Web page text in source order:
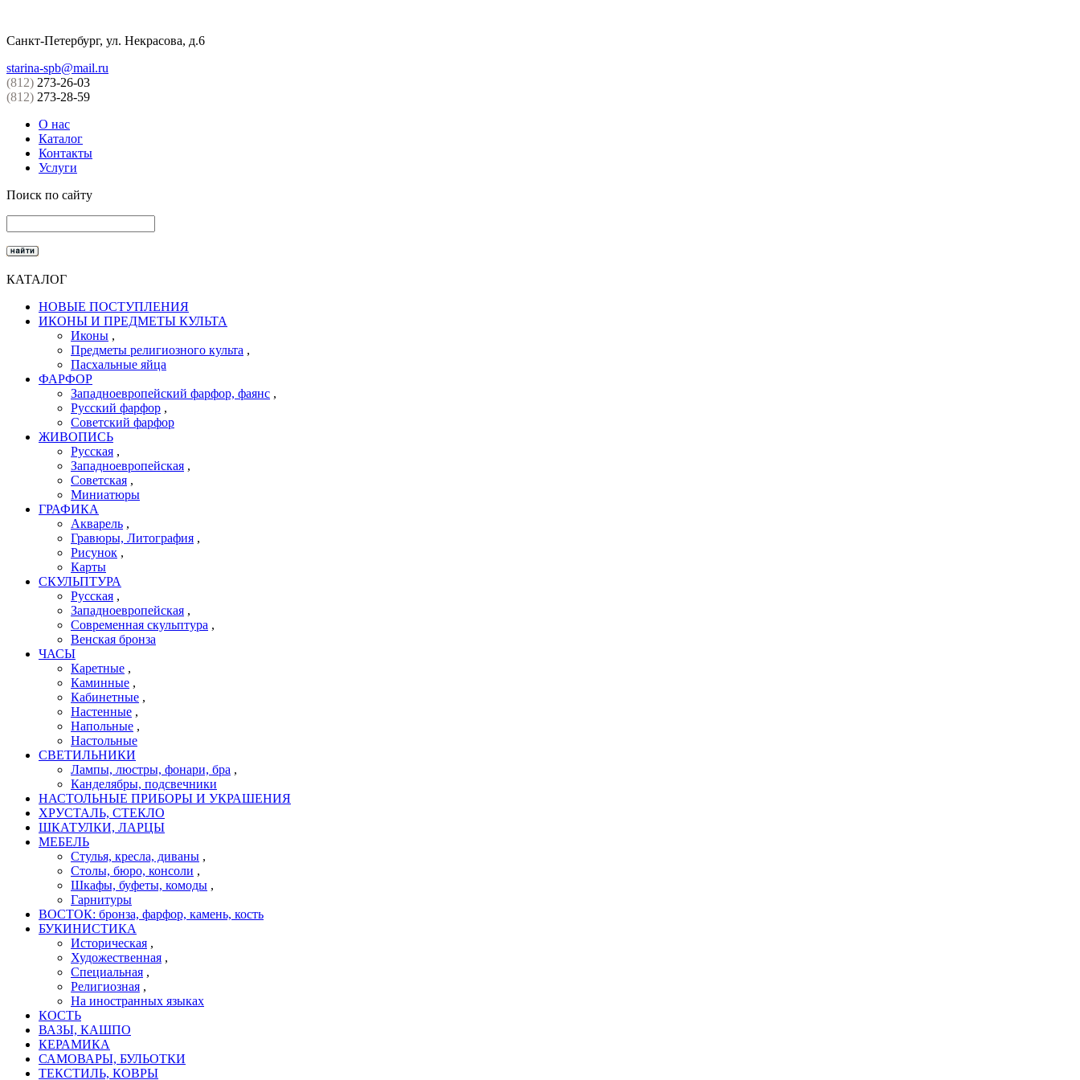
Санкт-Петербург, ул. Некрасова, д.6
starina-spb@mail.ru
(812) 273-26-03
(812) 273-28-59
О нас
Каталог
Контакты
Услуги
Поиск по сайту
КАТАЛОГ
НОВЫЕ ПОСТУПЛЕНИЯ
ИКОНЫ И ПРЕДМЕТЫ КУЛЬТА
Иконы ,
Предметы религиозного культа ,
Пасхальные яйца
ФАРФОР
Западноевропейский фарфор, фаянс ,
Русский фарфор ,
Советский фарфор
ЖИВОПИСЬ
Русская ,
Западноевропейская ,
Советская ,
Миниатюры
ГРАФИКА
Акварель ,
Гравюры, Литография ,
Рисунок ,
Карты
СКУЛЬПТУРА
Русская ,
Западноевропейская ,
Современная скульптура ,
Венская бронза
ЧАСЫ
Каретные ,
Каминные ,
Кабинетные ,
Настенные ,
Напольные ,
Настольные
СВЕТИЛЬНИКИ
Лампы, люстры, фонари, бра ,
Канделябры, подсвечники
НАСТОЛЬНЫЕ ПРИБОРЫ И УКРАШЕНИЯ
ХРУСТАЛЬ, СТЕКЛО
ШКАТУЛКИ, ЛАРЦЫ
МЕБЕЛЬ
Стулья, кресла, диваны ,
Cтолы, бюро, консоли ,
Шкафы, буфеты, комоды ,
Гарнитуры
ВОСТОК: бронза, фарфор, камень, кость
БУКИНИСТИКА
Историческая ,
Художественная ,
Специальная ,
Религиозная ,
На иностранных языках
КОСТЬ
ВАЗЫ, КАШПО
КЕРАМИКА
САМОВАРЫ, БУЛЬОТКИ
ТЕКСТИЛЬ, КОВРЫ